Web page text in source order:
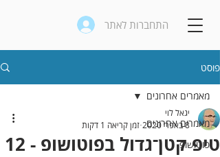
התחברות לאתר
פוסט
מאמרים אחרונים
פוטושופ
מאמרים אחרונים
טיפ קטן־גדול בפוטושופ - 12
יגאל לוי
8 באפר׳ 2020
זמן קריאה 1 דקות